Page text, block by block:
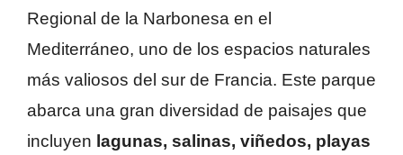
Regional de la Narbonesa en el
Mediterráneo, uno de los espacios naturales
más valiosos del sur de Francia. Este parque
abarca una gran diversidad de paisajes que
incluyen lagunas, salinas, viñedos, playas